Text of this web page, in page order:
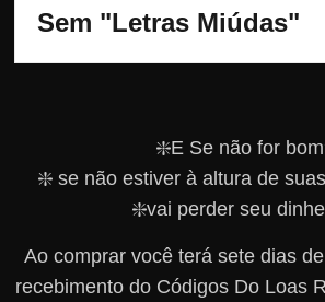
Sem "Letras Miúdas"
❇️E Se não for
❇️ se não estiver à altura de
❇️vai perder seu
Ao comprar você terá sete dias
recebimento do Códigos Do Loas